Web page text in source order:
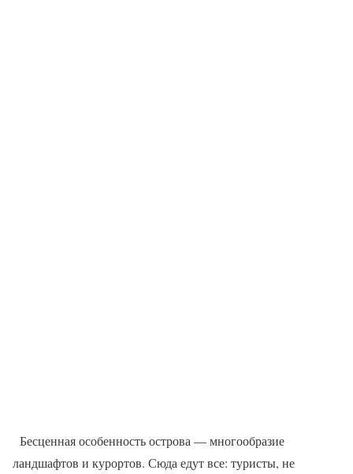
Бесценная особенность острова — многообразие
ландшафтов и курортов. Сюда едут все: туристы, не